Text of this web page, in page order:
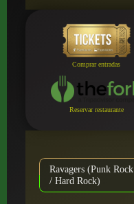
Comprar entradas
Reservar restaurante
Ravagers (Punk Rock
/ Hard Rock)